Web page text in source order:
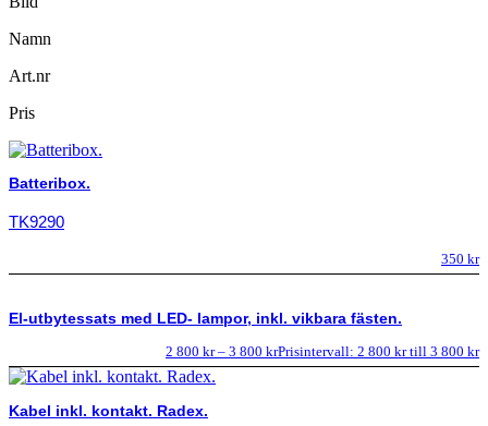
Namn
Art.nr
Pris
Batteribox.
TK9290
350 kr
El-utbytessats med LED- lampor, inkl. vikbara fästen.
2 800 kr – 3 800 krPrisintervall: 2 800 kr till 3 800 kr
Kabel inkl. kontakt. Radex.